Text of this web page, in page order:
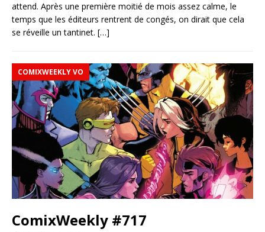
attend. Après une première moitié de mois assez calme, le
temps que les éditeurs rentrent de congés, on dirait que cela
se réveille un tantinet. […]
COMIXWEEKLY VO
ComixWeekly #717